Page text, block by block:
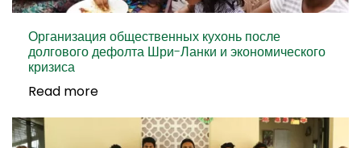
Организация общественных кухонь после
долгового дефолта Шри-Ланки и экономического
кризиса
Read more